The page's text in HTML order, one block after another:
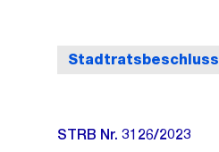
Stadtratsbeschluss
STRB Nr. 3126/2023